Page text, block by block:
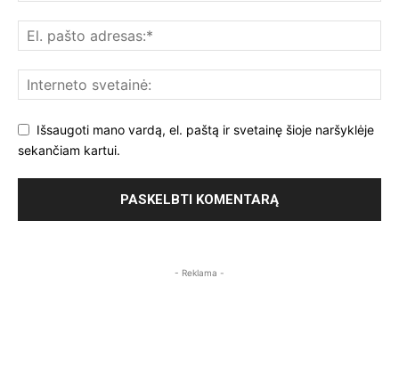
Išsaugoti mano vardą, el. paštą ir svetainę šioje naršyklėje
sekančiam kartui.
- Reklama -